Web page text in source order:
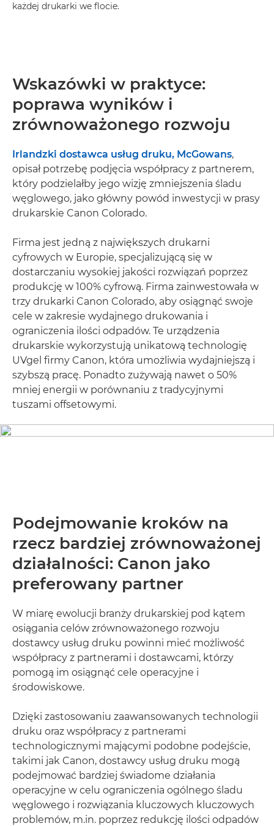
każdej drukarki we flocie.
Wskazówki w praktyce:
poprawa wyników i
zrównoważonego rozwoju
Irlandzki dostawca usług druku, McGowans,
opisał potrzebę podjęcia współpracy z partnerem,
który podzielałby jego wizję zmniejszenia śladu
węglowego, jako główny powód inwestycji w prasy
drukarskie Canon Colorado.
Firma jest jedną z największych drukarni
cyfrowych w Europie, specjalizującą się w
dostarczaniu wysokiej jakości rozwiązań poprzez
produkcję w 100% cyfrową. Firma zainwestowała w
trzy drukarki Canon Colorado, aby osiągnąć swoje
cele w zakresie wydajnego drukowania i
ograniczenia ilości odpadów. Te urządzenia
drukarskie wykorzystują unikatową technologię
UVgel firmy Canon, która umożliwia wydajniejszą i
szybszą pracę. Ponadto zużywają nawet o 50%
mniej energii w porównaniu z tradycyjnymi
tuszami offsetowymi.
Podejmowanie kroków na
rzecz bardziej zrównoważonej
działalności: Canon jako
preferowany partner
W miarę ewolucji branży drukarskiej pod kątem
osiągania celów zrównoważonego rozwoju
dostawcy usług druku powinni mieć możliwość
współpracy z partnerami i dostawcami, którzy
pomogą im osiągnąć cele operacyjne i
środowiskowe.
Dzięki zastosowaniu zaawansowanych technologii
druku oraz współpracy z partnerami
technologicznymi mającymi podobne podejście,
takimi jak Canon, dostawcy usług druku mogą
podejmować bardziej świadome działania
operacyjne w celu ograniczenia ogólnego śladu
węglowego i rozwiązania kluczowych kluczowych
problemów, m.in. poprzez redukcję ilości odpadów